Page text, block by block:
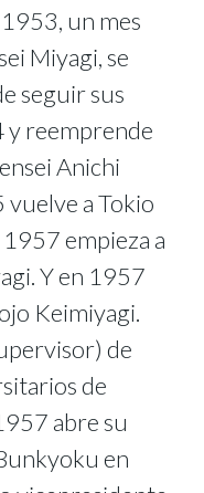
un mes
Miyagi, se
seguir sus
y reemprende
Anichi
a Tokio
empieza a
Y en 1957
Keimiyagi.
de
de
abre su
en